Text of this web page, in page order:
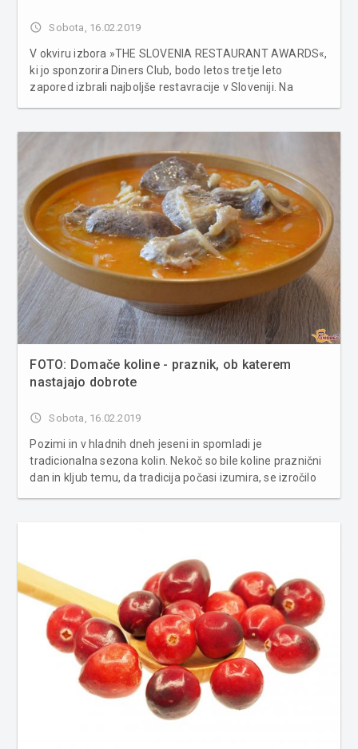
access_time Sobota, 16.02.2019
V okviru izbora »THE SLOVENIA RESTAURANT AWARDS«,
ki jo sponzorira Diners Club, bodo letos tretje leto
zapored izbrali najboljše restavracije v Sloveniji. Na
FOTO: Domače koline - praznik, ob katerem
nastajajo dobrote
access_time Sobota, 16.02.2019
Pozimi in v hladnih dneh jeseni in spomladi je
tradicionalna sezona kolin. Nekoč so bile koline praznični
dan in kljub temu, da tradicija počasi izumira, se izročilo